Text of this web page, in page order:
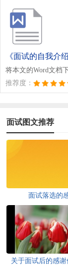
《面试的自我介
将本文的Word文档
推荐度：
面试图文推荐
面试落选的
关于面试后的感